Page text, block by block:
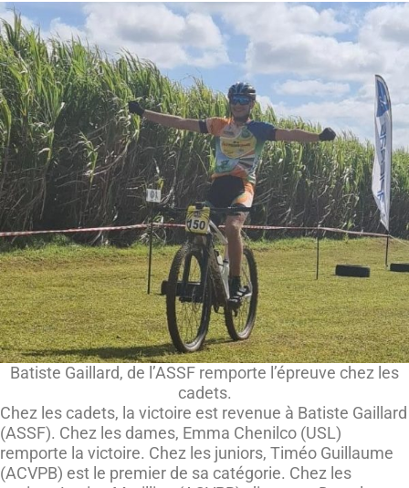
Batiste Gaillard, de l’ASSF remporte l’épreuve chez les
cadets.
Chez les cadets, la victoire est revenue à Batiste Gaillard
(ASSF). Chez les dames, Emma Chenilco (USL)
remporte la victoire. Chez les juniors, Timéo Guillaume
(ACVPB) est le premier de sa catégorie. Chez les